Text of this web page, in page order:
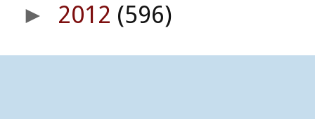
► 2012 (596)